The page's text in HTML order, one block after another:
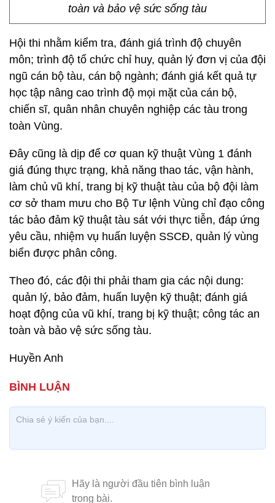
toàn và bảo vệ sức sống tàu
Hội thi nhằm kiểm tra, đánh giá trình độ chuyên
môn; trình độ tổ chức chỉ huy, quản lý đơn vị của đội
ngũ cán bộ tàu, cán bộ ngành; đánh giá kết quả tự
học tập nâng cao trình độ mọi mặt của cán bộ,
chiến sĩ, quân nhân chuyên nghiệp các tàu trong
toàn Vùng.
Đây cũng là dịp để cơ quan kỹ thuật Vùng 1 đánh
giá đúng thực trạng, khả năng thao tác, vận hành,
làm chủ vũ khí, trang bị kỹ thuật tàu của bộ đội làm
cơ sở tham mưu cho Bộ Tư lệnh Vùng chỉ đạo công
tác bảo đảm kỹ thuật tàu sát với thực tiễn, đáp ứng
yêu cầu, nhiệm vụ huấn luyện SSCĐ, quản lý vùng
biển được phân công.
Theo đó, các đội thi phải tham gia các nội dung:
quản lý, bảo đảm, huấn luyện kỹ thuật; đánh giá
hoạt động của vũ khí, trang bị kỹ thuật; công tác an
toàn và bảo vệ sức sống tàu.
Huyền Anh